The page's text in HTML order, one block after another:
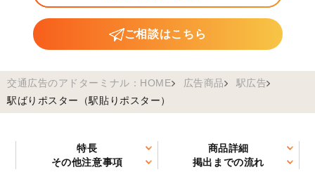
ご相談はこちら
交通広告のアドターミナル：HOME 広告商品
駅広告
駅ばりポスター（駅貼りポスター）
特長
商品詳細
その他注意事項
掲出までの流れ